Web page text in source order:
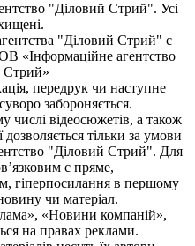
"Діловий Стрий". Усі
"Діловий Стрий" є
«Інформаційне агентство
Стрий»
передрук чи наступне
забороняється.
числі відеосюжетів, а також
тільки за умови
"Діловий Стрий". Для
є пряме,
гіперпосилання в першому
чи матеріал.
«Новини компаній»,
на правах реклами.